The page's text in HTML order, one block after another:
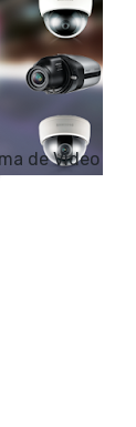
de Vídeo